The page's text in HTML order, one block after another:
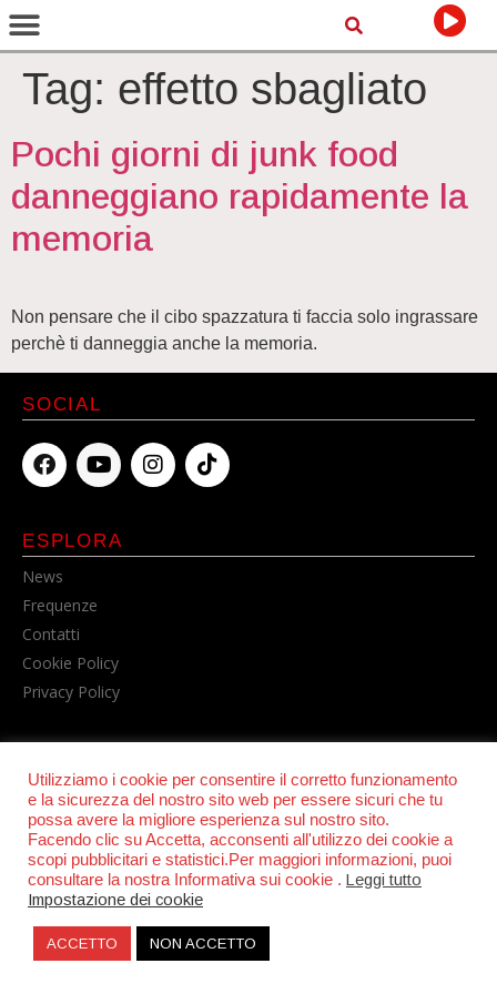
Tag: effetto sbagliato
Pochi giorni di junk food
danneggiano rapidamente la
memoria
Non pensare che il cibo spazzatura ti faccia solo ingrassare
perchè ti danneggia anche la memoria.
© POWER RADIO srl | C.F. e P.IVA 06157210631
ESPLORA
News
Frequenze
Contatti
Cookie Policy
Privacy Policy
SOCIAL
Utilizziamo i cookie per consentire il corretto funzionamento
e la sicurezza del nostro sito web per essere sicuri che tu
possa avere la migliore esperienza sul nostro sito.
Facendo clic su Accetta, acconsenti all'utilizzo dei cookie a
scopi pubblicitari e statistici.Per maggiori informazioni, puoi
consultare la nostra Informativa sui cookie . Leggi tutto
Impostazione dei cookie
ACCETTO NON ACCETTO